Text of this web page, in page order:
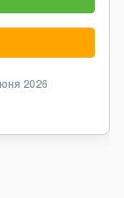
2026